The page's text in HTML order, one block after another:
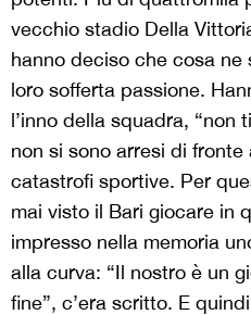
vecchio stadio Della
hanno deciso che cosa
loro sofferta passione.
l’inno della squadra, “non
non si sono arresi di
catastrofi sportive. Per
mai visto il Bari giocare in
impresso nella memoria
alla curva: “Il nostro è un
fine”, c’era scritto. E